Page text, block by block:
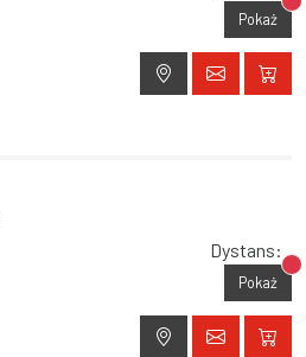
Pokaż
Dystans:
Pokaż